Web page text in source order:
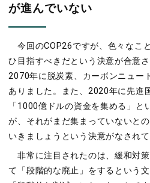
が進んでいない
今回のCOP26ですが、色々なこ
ひ目指すべきだという決意が合意
2070年に脱炭素、カーボンニュー
ありました。また、2020年に先進
「1000億ドルの資金を集める」と
が、それがまだ集まっていないと
いきましょうという決意がなされて
非常に注目されたのは、緩和対
て「段階的な廃止」をするという